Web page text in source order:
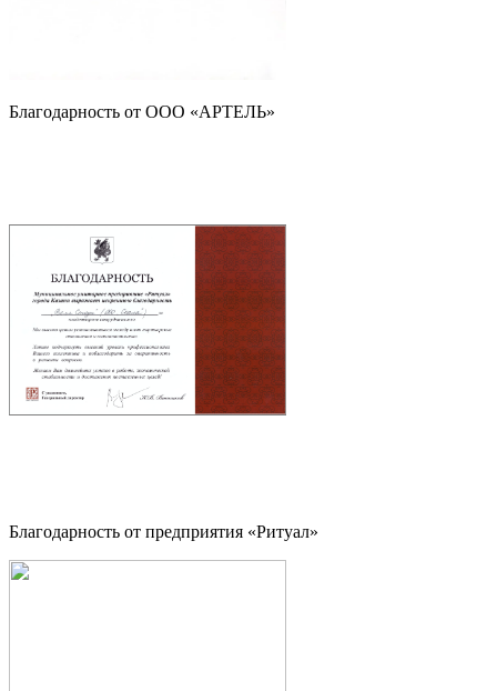
Благодарность от ООО «АРТЕЛЬ»
Благодарность от предприятия «Ритуал»